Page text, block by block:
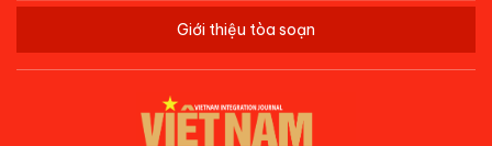
Giới thiệu tòa soạn